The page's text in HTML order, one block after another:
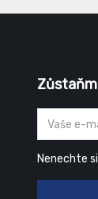
Nenechte